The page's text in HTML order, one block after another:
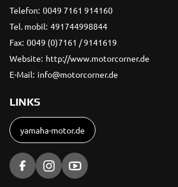
Telefon: 0049 7161 914160
Tel. mobil: 491744998844
Fax: 0049 (0)7161 / 9141619
Website: http://www.motorcorner.de
E-Mail: info@motorcorner.de
LINKS
yamaha-motor.de